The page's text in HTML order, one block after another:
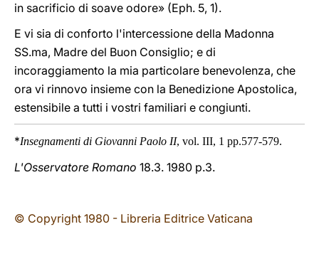
in sacrificio di soave odore» (Eph. 5, 1).
E vi sia di conforto l'intercessione della Madonna
SS.ma, Madre del Buon Consiglio; e di
incoraggiamento la mia particolare benevolenza, che
ora vi rinnovo insieme con la Benedizione Apostolica,
estensibile a tutti i vostri familiari e congiunti.
*Insegnamenti di Giovanni Paolo II, vol. III, 1 pp.577-579.
L'Osservatore Romano 18.3. 1980 p.3.
© Copyright 1980 - Libreria Editrice Vaticana